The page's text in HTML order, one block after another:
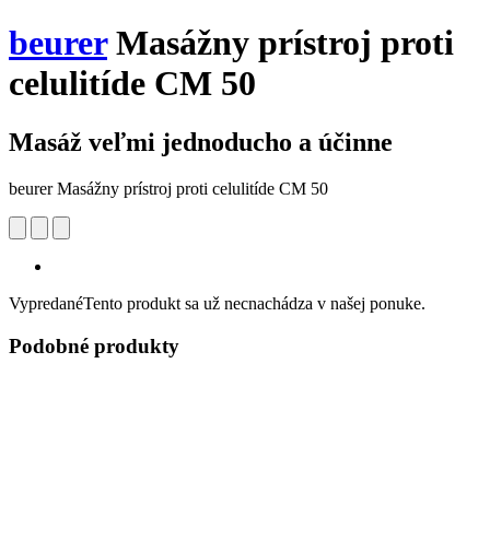
beurerMasážny prístroj proti
celulitíde CM 50
Masáž veľmi jednoducho a účinne
beurer Masážny prístroj proti celulitíde CM 50
VypredanéTento produkt sa už necnachádza v našej ponuke.
Podobné produkty